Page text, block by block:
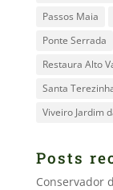
Passos Maia
Ponte Serrada
Restaura Alto
Santa
Viveiro Jardim
Posts
Conservador